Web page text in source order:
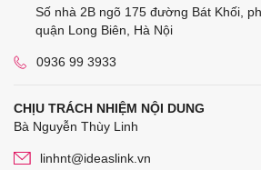
Số nhà 2B ngõ 175 đường Bát Khối,
quận Long Biên, Hà Nội
0936 99 3933
CHỊU TRÁCH NHIỆM NỘI DUNG
Bà Nguyễn Thùy Linh
linhnt@ideaslink.vn